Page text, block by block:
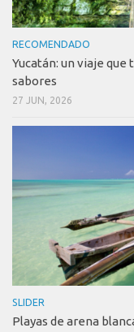
RECOMENDADO
Yucatán: un viaje que
sabores
27 JUN, 2026
SLIDER
Playas de arena